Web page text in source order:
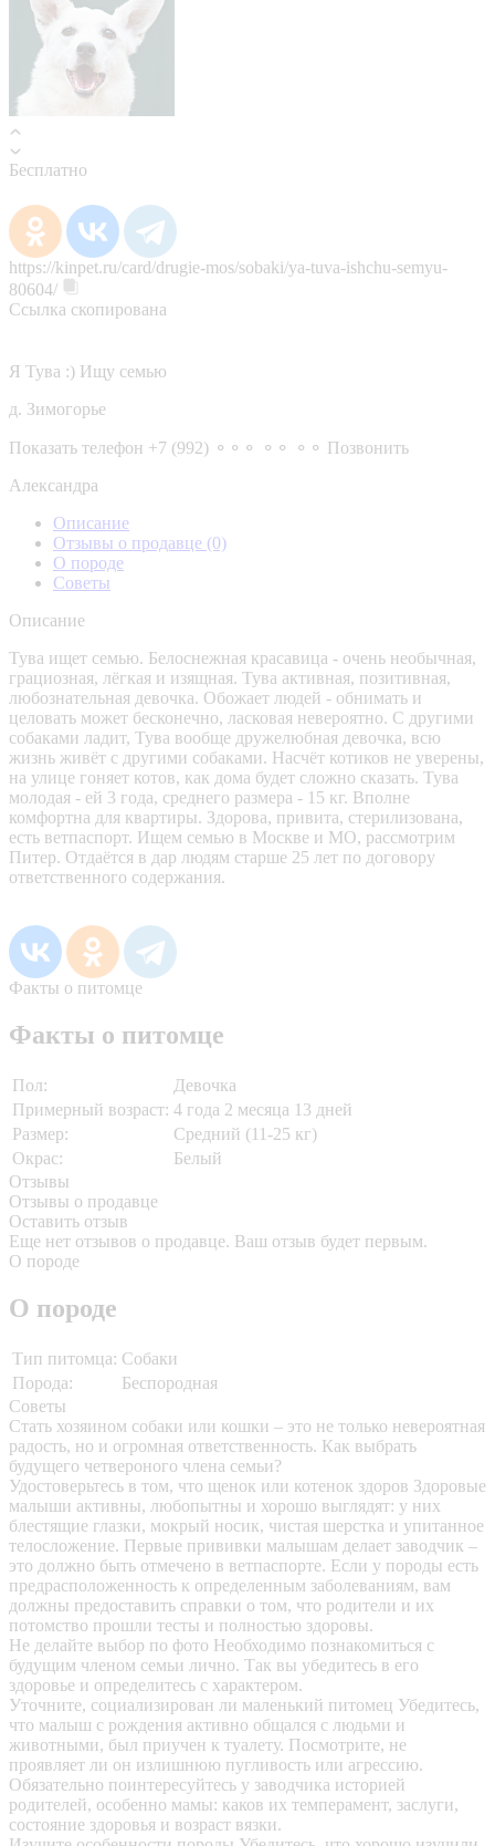
Бесплатно
https://kinpet.ru/card/drugie-mos/sobaki/ya-tuva-ishchu-semyu-
80604/
Ссылка скопирована
Я Тува :) Ищу семью
д. Зимогорье
Показать телефон +7 (992) ⚬⚬⚬ ⚬⚬ ⚬⚬ Позвонить
Александра
Описание
Отзывы о продавце (0)
О породе
Советы
Описание
Тува ищет семью. Белоснежная красавица - очень необычная,
грациозная, лёгкая и изящная. Тува активная, позитивная,
любознательная девочка. Обожает людей - обнимать и
целовать может бесконечно, ласковая невероятно. С другими
собаками ладит, Тува вообще дружелюбная девочка, всю
жизнь живёт с другими собаками. Насчёт котиков не уверены,
на улице гоняет котов, как дома будет сложно сказать. Тува
молодая - ей 3 года, среднего размера - 15 кг. Вполне
комфортна для квартиры. Здорова, привита, стерилизована,
есть ветпаспорт. Ищем семью в Москве и МО, рассмотрим
Питер. Отдаётся в дар людям старше 25 лет по договору
ответственного содержания.
Факты о питомце
Факты о питомце
Пол:
Девочка
Примерный возраст: 4 года 2 месяца 13 дней
Размер:
Средний (11-25 кг)
Окрас:
Белый
Отзывы
Отзывы о продавце
Оставить отзыв
Еще нет отзывов о продавце. Ваш отзыв будет первым.
О породе
О породе
Тип питомца: Собаки
Порода:
Беспородная
Советы
Стать хозяином собаки или кошки – это не только невероятная
радость, но и огромная ответственность. Как выбрать
будущего четвероного члена семьи?
Удостоверьтесь в том, что щенок или котенок здоров Здоровые
малыши активны, любопытны и хорошо выглядят: у них
блестящие глазки, мокрый носик, чистая шерстка и упитанное
телосложение. Первые прививки малышам делает заводчик –
это должно быть отмечено в ветпаспорте. Если у породы есть
предрасположенность к определенным заболеваниям, вам
должны предоставить справки о том, что родители и их
потомство прошли тесты и полностью здоровы.
Не делайте выбор по фото Необходимо познакомиться с
будущим членом семьи лично. Так вы убедитесь в его
здоровье и определитесь с характером.
Уточните, социализирован ли маленький питомец Убедитесь,
что малыш с рождения активно общался с людьми и
животными, был приучен к туалету. Посмотрите, не
проявляет ли он излишнюю пугливость или агрессию.
Обязательно поинтересуйтесь у заводчика историей
родителей, особенно мамы: каков их темперамент, заслуги,
состояние здоровья и возраст вязки.